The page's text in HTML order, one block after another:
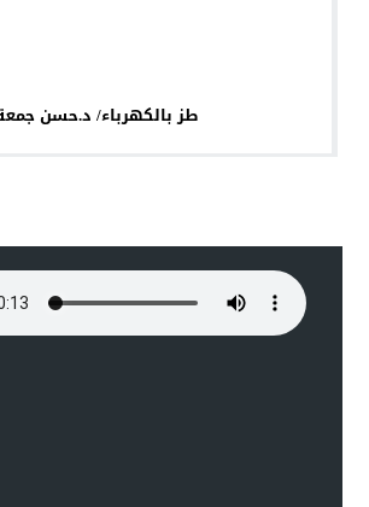
طز بالكهرباء/ د.حسن